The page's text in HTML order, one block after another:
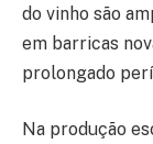
do vinho são
em barricas
prolongado
Na produção